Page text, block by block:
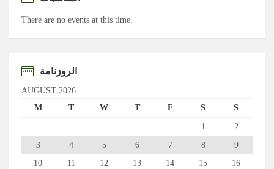
There are no events at this time.
الروزنامة
AUGUST 2026
M
T W T F S S
1
2
3
4 5 6 7 8
9
10
11 12 13 14 15
16